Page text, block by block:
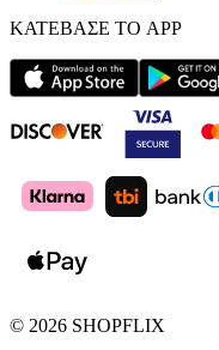
ΚΑΤΕΒΑΣΕ ΤΟ APP
© 2026 SHOPFLIX